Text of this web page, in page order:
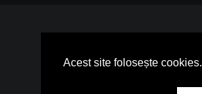
Acest site folosește cookies.